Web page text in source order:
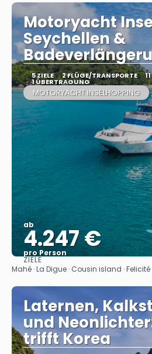
Motoryacht
Seychellen &
5 ZIELE 2 FLÜGE/TRANSPORTE
1 ÜBERTRAGUNG
MOTORYACHT INSELHOPPING
ab
4.247 €
pro Person
Sehen
ZIELE
Mahé · La Digue · Cousin island ·
Laternen,
und
trifft Korea